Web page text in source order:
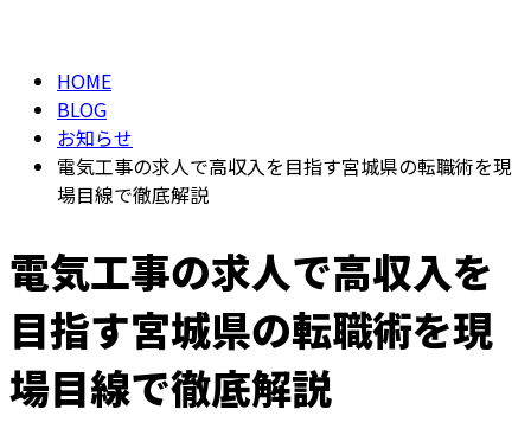
HOME
BLOG
お知らせ
電気工事の求人で高収入を目指す宮城県の転職術を現
場目線で徹底解説
電気工事の求人で高収入を
目指す宮城県の転職術を現
場目線で徹底解説